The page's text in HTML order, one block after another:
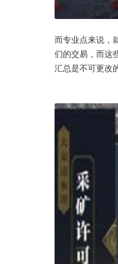
而专业点来说，
们的交易，而这
汇总是不可更改